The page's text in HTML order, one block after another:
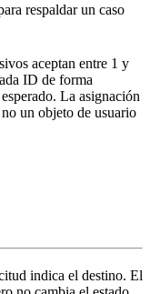
respaldar un caso
aceptan entre 1 y
ID de forma
La asignación
no un objeto de usuario
indica el destino. El